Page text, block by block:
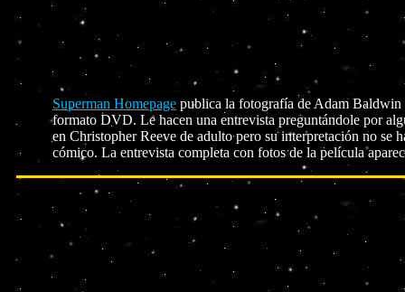
Superman Homepage publica la fotografía de Adam Baldwin
formato DVD. Le hacen una entrevista preguntándole por
en Christopher Reeve de adulto pero su interpretación no
cómico. La entrevista completa con fotos de la película